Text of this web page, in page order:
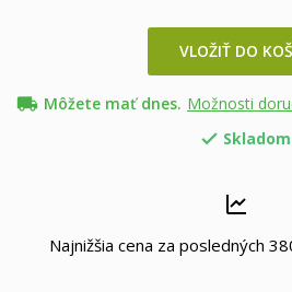
VLOŽIŤ DO
local_shipping Môžete mať dnes. Možnosti
 Skladom
Najnižšia cena za posledných